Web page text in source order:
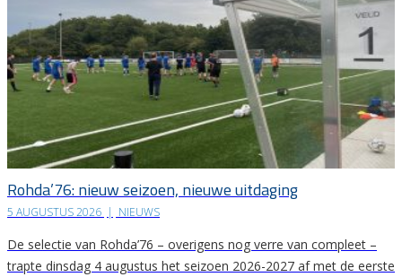
Rohda’76: nieuw seizoen, nieuwe uitdaging
5 AUGUSTUS 2026 | NIEUWS
De selectie van Rohda’76 – overigens nog verre van compleet –
trapte dinsdag 4 augustus het seizoen 2026-2027 af met de eerste